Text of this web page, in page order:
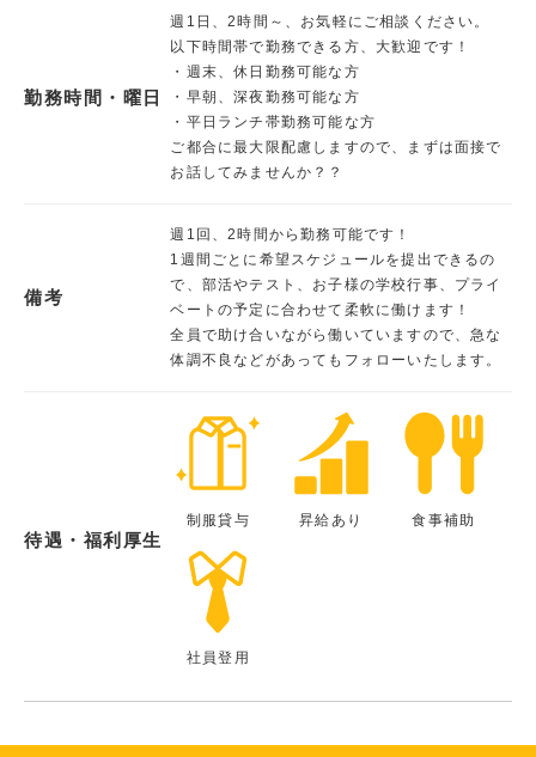
勤務時間・曜日
週1日、2時間～、お気軽にご相談ください。
以下時間帯で勤務できる方、大歓迎です！
・週末、休日勤務可能な方
・早朝、深夜勤務可能な方
・平日ランチ帯勤務可能な方
ご都合に最大限配慮しますので、まずは面接で
お話してみませんか？？
備考
週1回、2時間から勤務可能です！
1週間ごとに希望スケジュールを提出できるの
で、部活やテスト、お子様の学校行事、プライ
ベートの予定に合わせて柔軟に働けます！
全員で助け合いながら働いていますので、急な
体調不良などがあってもフォローいたします。
待遇・福利厚生
制服貸与 昇給あり 食事補助
社員登用